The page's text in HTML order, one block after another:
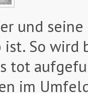
und
So wird
tot
im